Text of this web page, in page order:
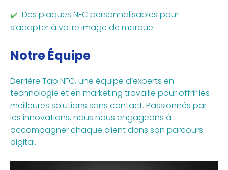
Des plaques NFC personnalisables pour
s’adapter à votre image de marque
Notre Équipe
Derrière Tap NFC, une équipe d’experts en
technologie et en marketing travaille pour offrir les
meilleures solutions sans contact. Passionnés par
les innovations, nous nous engageons à
accompagner chaque client dans son parcours
digital.